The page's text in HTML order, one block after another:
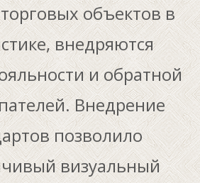
объектов в
внедряются
и обратной
Внедрение
позволило
визуальный